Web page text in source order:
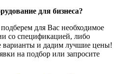
для бизнеса?
для Вас необходимое
со спецификацией, либо
варианты и дадим лучшие цены!
на подбор или запросите